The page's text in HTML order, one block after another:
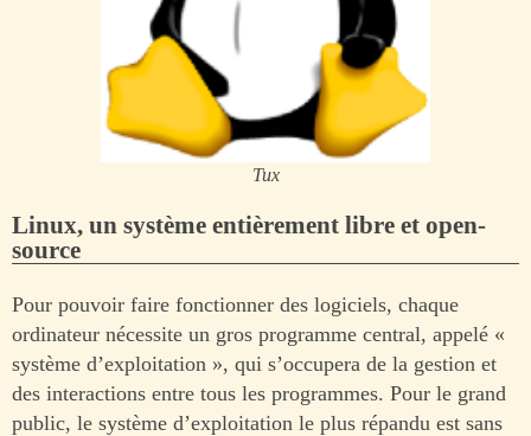
Tux
Linux, un système entièrement libre et open-
source
Pour pouvoir faire fonctionner des logiciels, chaque
ordinateur nécessite un gros programme central, appelé «
système d’exploitation », qui s’occupera de la gestion et
des interactions entre tous les programmes. Pour le grand
public, le système d’exploitation le plus répandu est sans